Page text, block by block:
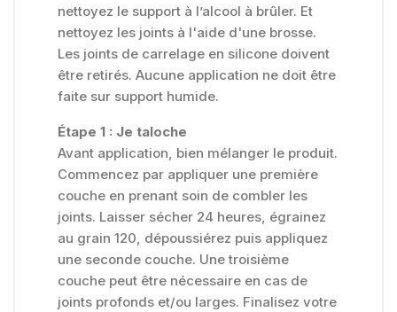
nettoyez le support à l’alcool à brûler. Et
nettoyez les joints à l'aide d'une brosse.
Les joints de carrelage en silicone doivent
être retirés. Aucune application ne doit être
faite sur support humide.
Étape 1 : Je taloche
Avant application, bien mélanger le produit.
Commencez par appliquer une première
couche en prenant soin de combler les
joints. Laisser sécher 24 heures, égrainez
au grain 120, dépoussiérez puis appliquez
une seconde couche. Une troisième
couche peut être nécessaire en cas de
joints profonds et/ou larges. Finalisez votre